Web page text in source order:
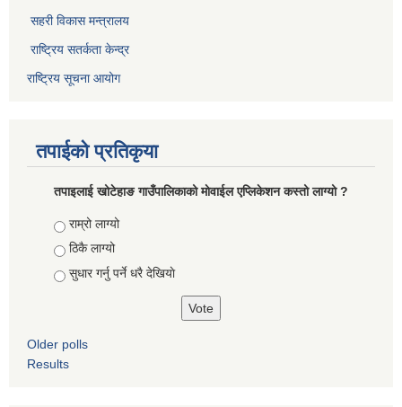
सहरी विकास मन्त्रालय
राष्ट्रिय सतर्कता केन्द्र
राष्ट्रिय सूचना आयोग
तपाईको प्रतिकृया
तपाइलाई खोटेहाङ गाउँपालिकाको माेवाईल एप्लिकेशन कस्तो लाग्यो ?
Choices
राम्रो लाग्यो
ठिकै लाग्यो
सुधार गर्नु पर्ने धरै देखियाे
Older polls
Results